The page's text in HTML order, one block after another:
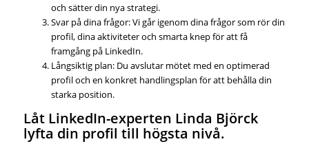
och sätter din nya strategi.
Svar på dina frågor: Vi går igenom dina frågor som rör din
profil, dina aktiviteter och smarta knep för att få
framgång på LinkedIn.
Långsiktig plan: Du avslutar mötet med en optimerad
profil och en konkret handlingsplan för att behålla din
starka position.
Låt LinkedIn-experten Linda Björck
lyfta din profil till högsta nivå.